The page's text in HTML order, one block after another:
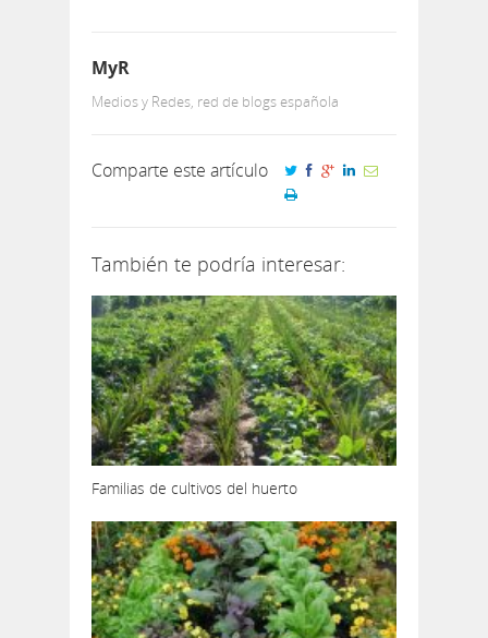
MyR
Medios y Redes, red de blogs española
Comparte este artículo
También te podría interesar:
Familias de cultivos del huerto